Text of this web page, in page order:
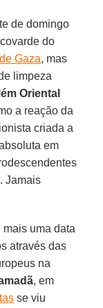
de domingo
do
Gaza, mas
limpeza
Oriental
a reação da
criada a
em
Jamais
uma data
através das
na
, em
se viu